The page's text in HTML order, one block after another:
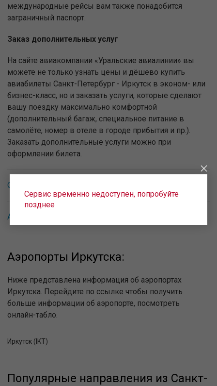
международные рейсы вам также понадобится
заграничный паспорт.
Заказ дополнительных услуг
На сайте авиакомпании «Уральские авиалинии» вы
можете не только узнать цены и дёшево купить
авиабилеты Санкт-Петербург - Иркутск в эконом- или
бизнес-класс, но и заказать услуги, которые сделают
вашу поездку максимально комфортной
(дополнительный багаж, специальное питание в
самолёте, номер в отеле в городе прибытия и пр.).
Заказать дополнительные услуги можно при
оформлении билета.
Обратное направление Иркутск - Санкт-Петербург
Авиабилеты в Россию
Аэропорты Иркутска:
Ниже представлена информация об аэропортах
Иркутска. Перейдите по ссылке чтобы получить
больше информации об аэропорте, посмотреть
онлайн-табло.
Иркутск (IKT)
Популярные направления из Санкт-
Сервис временно недоступен, попробуйте
позднее